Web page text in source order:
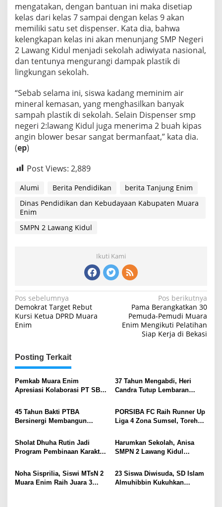
mengatakan, dengan bantuan ini maka disetiap
kelas dari kelas 7 sampai dengan kelas 9 akan
memiliki satu set dispenser. Kata dia, bahwa
kelengkapan kelas ini akan menunjang SMP Negeri
2 Lawang Kidul menjadi sekolah adiwiyata nasional,
dan tentunya mengurangi dampak plastik di
lingkungan sekolah.
“Sebab selama ini, siswa kadang meminim air
mineral kemasan, yang menghasilkan banyak
sampah plastik di sekolah. Selain Dispenser smp
negeri 2:lawang Kidul juga menerima 2 buah kipas
angin blower besar sangat bermanfaat,” kata dia.
(ep)
Post Views: 2,889
Alumi Berita Pendidikan
berita Tanjung Enim
Dinas Pendidikan dan Kebudayaan Kabupaten Muara
Enim
SMPN 2 Lawang Kidul
Ikuti Kami
Navigasi
pos
Pos sebelumnya
Demokrat Target Rebut
Kursi Ketua DPRD Muara
Enim
Pos berikutnya
Pama Berangkatkan 30
Pemuda-Pemudi Muara
Enim Mengikuti Pelatihan
Siap Kerja di Bekasi
Posting Terkait
Pemkab Muara Enim
Apresiasi Kolaborasi PT SBS
Warga Sekitar Tambang
37 Tahun Mengabdi, Heri
Candra Tutup Lembaran
Adiwiyata Nasional
45 Tahun Bakti PTBA
Bersinergi Membangun
PORSIBA FC Raih Runner Up
Liga 4 Zona Sumsel, Torehan
Musim Lalu
Sholat Dhuha Rutin Jadi
Program Pembinaan Karakter
Kidul
Harumkan Sekolah, Anisa
SMPN 2 Lawang Kidul
Duta Pariwisata
Noha Sisprilia, Siswi MTsN 2
Muara Enim Raih Juara 3
23 Siswa Diwisuda, SD Islam
Almuhibbin Kukuhkan